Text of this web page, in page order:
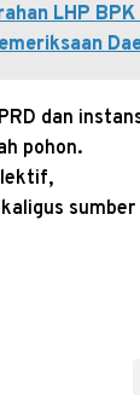
LHP
dan
pohon.